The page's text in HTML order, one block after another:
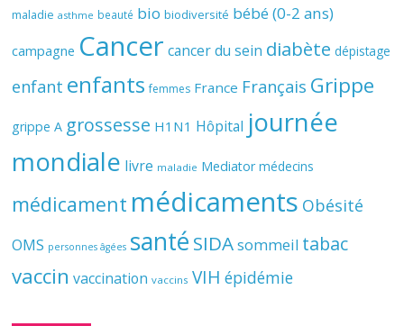
maladie asthme beauté bio biodiversité bébé (0-2 ans)
campagne Cancer cancer du sein diabète dépistage
enfant enfants femmes France Français Grippe
grippe A grossesse H1N1 Hôpital journée
mondiale livre maladie Mediator médecins
médicament médicaments Obésité
OMS personnes âgées santé SIDAsommeil tabac
vaccin vaccination vaccins VIH épidémie